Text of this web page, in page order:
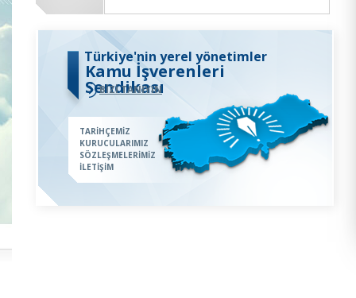
Kamu İşverenleri
Sendikası
Türkiye'nin yerel yönetimler
BİZİ TANIYIN
TARİHÇEMİZ
KURUCULARIMIZ
SÖZLEŞMELERİMİZ
İLETİŞİM